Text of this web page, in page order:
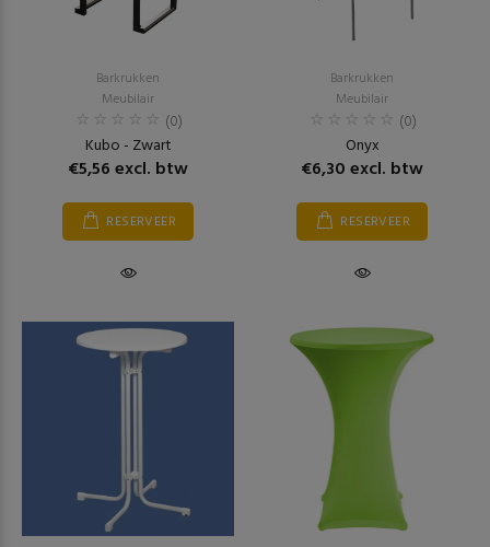
Barkrukken
Meubilair
(0)
Kubo - Zwart
€5,56 excl. btw
RESERVEER
Barkrukken
Meubilair
(0)
Onyx
€6,30 excl. btw
RESERVEER